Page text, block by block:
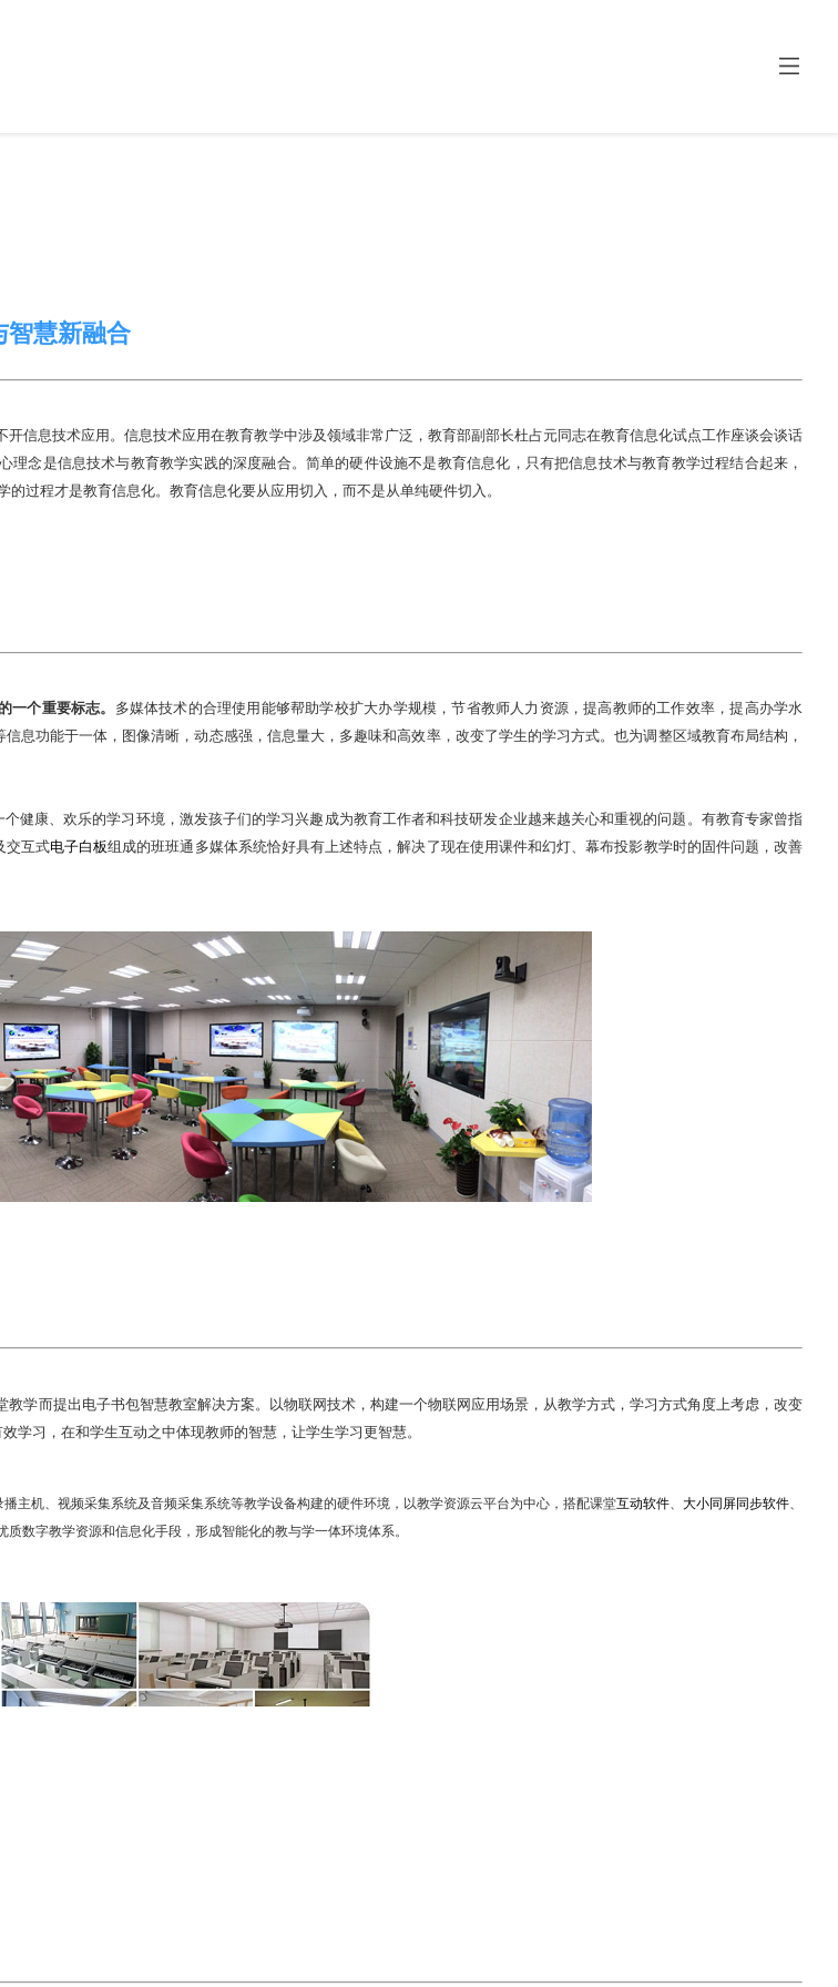
智慧新融合
信息技术应用。信息技术应用在教育教学中涉及领域非常广泛，教育部副部长杜占元同志在教育信息化试点工作座谈会谈话
理念是信息技术与教育教学实践的深度融合。简单的硬件设施不是教育信息化，只有把信息技术与教育教学过程结合起来，
的过程才是教育信息化。教育信息化要从应用切入，而不是从单纯硬件切入。
个重要标志。
多媒体技术的合理使用能够帮助学校扩大办学规模，节省教师人力资源，提高教师的工作效率，提高办学水
息功能于一体，图像清晰，动态感强，信息量大，多趣味和高效率，改变了学生的学习方式。也为调整区域教育布局结构，
康、欢乐的学习环境，激发孩子们的学习兴趣成为教育工作者和科技研发企业越来越关心和重视的问题。有教育专家曾指
交互式电子白板组成的班班通多媒体系统恰好具有上述特点，解决了现在使用课件和幻灯、幕布投影教学时的固件问题，改善
学而提出电子书包智慧教室解决方案。以物联网技术，构建一个物联网应用场景，从教学方式，学习方式角度上考虑，改变
学习，在和学生互动之中体现教师的智慧，让学生学习更智慧。
主机、视频采集系统及音频采集系统等教学设备构建的硬件环境，以教学资源云平台为中心，搭配课堂互动软件、大小同屏同步软件、
数字教学资源和信息化手段，形成智能化的教与学一体环境体系。